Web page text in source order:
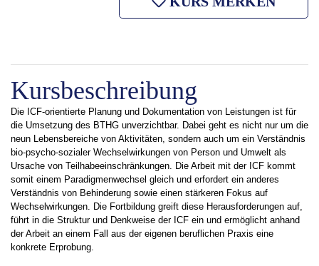
Kursbeschreibung
Die ICF-orientierte Planung und Dokumentation von Leistungen ist für
die Umsetzung des BTHG unverzichtbar. Dabei geht es nicht nur um die
neun Lebensbereiche von Aktivitäten, sondern auch um ein Verständnis
bio-psycho-sozialer Wechselwirkungen von Person und Umwelt als
Ursache von Teilhabeeinschränkungen. Die Arbeit mit der ICF kommt
somit einem Paradigmenwechsel gleich und erfordert ein anderes
Verständnis von Behinderung sowie einen stärkeren Fokus auf
Wechselwirkungen. Die Fortbildung greift diese Herausforderungen auf,
führt in die Struktur und Denkweise der ICF ein und ermöglicht anhand
der Arbeit an einem Fall aus der eigenen beruflichen Praxis eine
konkrete Erprobung.